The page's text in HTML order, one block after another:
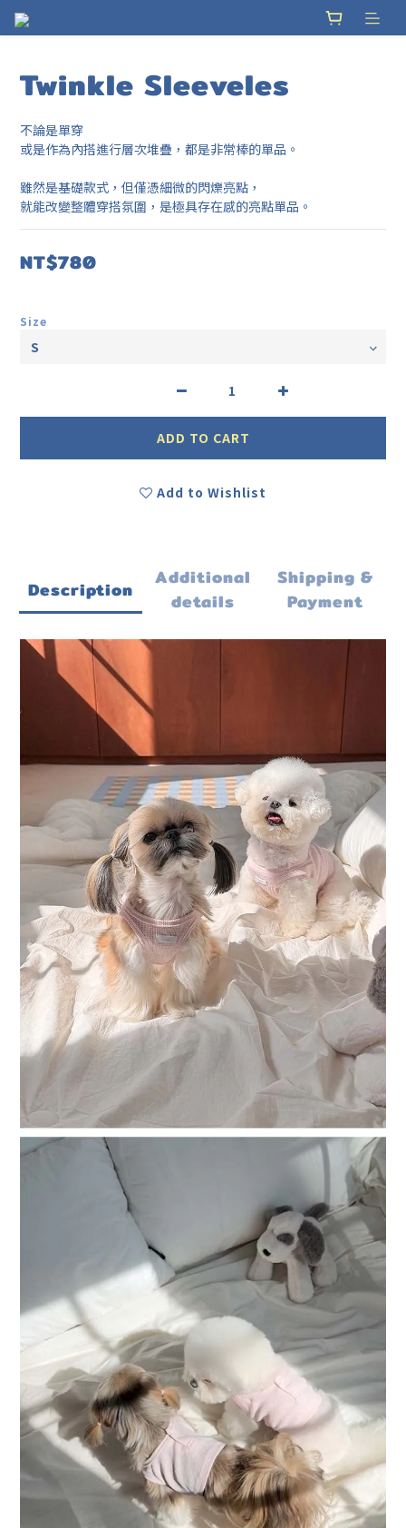
Twinkle Sleeveles
不論是單穿
或是作為內搭進行層次堆疊，都是非常棒的單品。
雖然是基礎款式，但僅憑細微的閃爍亮點，
就能改變整體穿搭氛圍，是極具存在感的亮點單品。
NT$780
Size
ADD TO CART
Add to Wishlist
Description
Additional
details
Shipping &
Payment